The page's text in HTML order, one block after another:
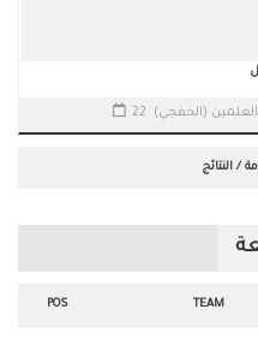
(الخفجي)
/ النتائج
POS TEAM